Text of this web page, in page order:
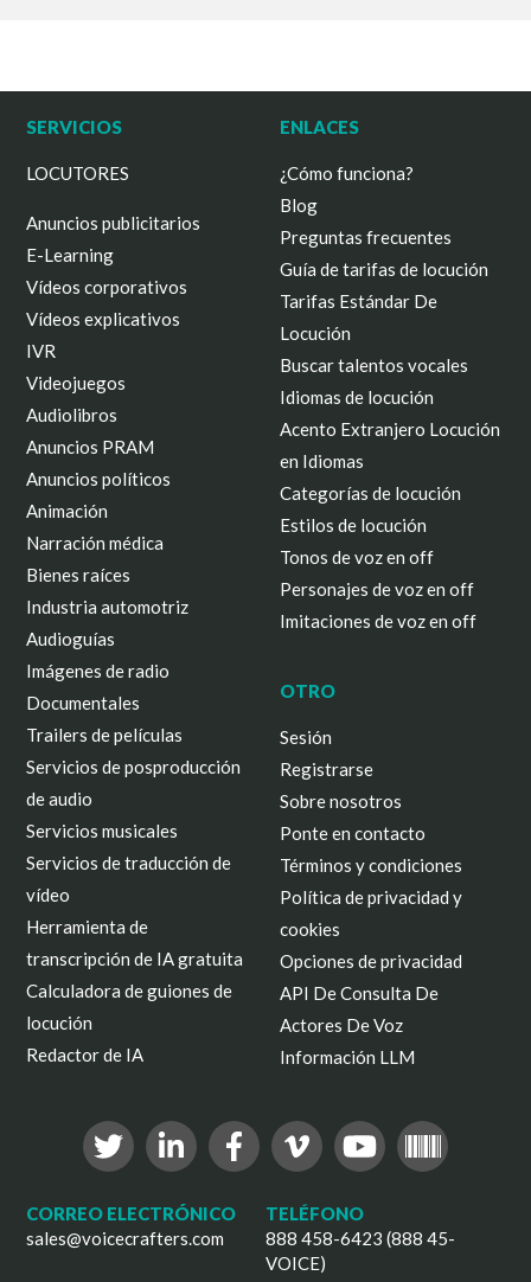
SERVICIOS
LOCUTORES
Anuncios publicitarios
E-Learning
Vídeos corporativos
Vídeos explicativos
IVR
Videojuegos
Audiolibros
Anuncios PRAM
Anuncios políticos
Animación
Narración médica
Bienes raíces
Industria automotriz
Audioguías
Imágenes de radio
Documentales
Trailers de películas
Servicios de posproducción
de audio
Servicios musicales
Servicios de traducción de
vídeo
Herramienta de
transcripción de IA gratuita
Calculadora de guiones de
locución
Redactor de IA
ENLACES
¿Cómo funciona?
Blog
Preguntas frecuentes
Guía de tarifas de locución
Tarifas Estándar De
Locución
Buscar talentos vocales
Idiomas de locución
Acento Extranjero Locución
en Idiomas
Categorías de locución
Estilos de locución
Tonos de voz en off
Personajes de voz en off
Imitaciones de voz en off
OTRO
Sesión
Registrarse
Sobre nosotros
Ponte en contacto
Términos y condiciones
Política de privacidad y
cookies
Opciones de privacidad
API De Consulta De
Actores De Voz
Información LLM
CORREO ELECTRÓNICO
sales@voicecrafters.com
TELÉFONO
888 458-6423 (888 45-
VOICE)